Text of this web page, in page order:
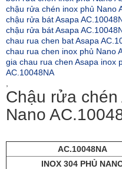
chậu rửa chén inox phủ Nano
chậu rửa bát Asapa
chậu rửa bát Asapa
chau rua chen bat Asapa
chau rua chen inox phủ Nano
gia chau rua chen Asapa inox
AC.10048NA
Chậu rửa
Nano
AC.10048NA
INOX 304 PHỦ